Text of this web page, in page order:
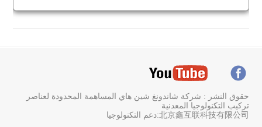
حقوق النشر : شركة شاندونغ شين هاي المساهمة المحدودة لعناصر
تركيب التكنولوجيا المعدنية
北京鑫互联科技有限公司:دعم التكنولوجيا